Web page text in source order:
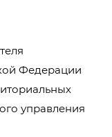
Федерации
управления